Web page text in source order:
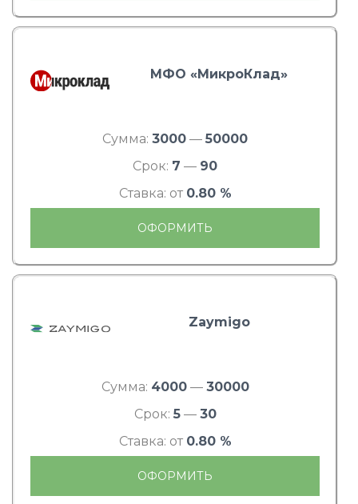
МФО «МикроКлад»
Сумма: 3000 — 50000
Срок: 7 — 90
Ставка: от 0.80 %
ОФОРМИТЬ
Zaymigo
Сумма: 4000— 30000
Срок: 5— 30
Ставка: от 0.80 %
ОФОРМИТЬ